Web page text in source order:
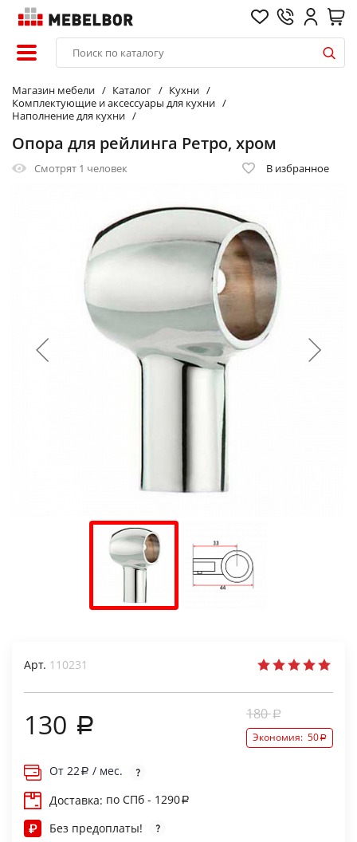
Магазин мебели Каталог
Кухни
Комплектующие и аксессуары для кухни
Наполнение для кухни
Опора для рейлинга Ретро, хром
Смотрят 1 человек В избранное
Арт. 110231
130 180
Экономия: 50
От 22
/ мес.
Доставка: по СПб - 1290
Без предоплаты!